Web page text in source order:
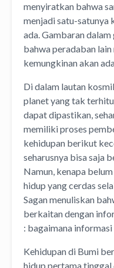
menyiratkan bahwa
menjadi satu-satunya
ada. Gambaran
bahwa peradaban
kemungkinan akan
Di dalam lautan
planet yang tak
dapat dipastikan,
memiliki proses
kehidupan berikut
seharusnya bisa saja
Namun, kenapa
hidup yang cerdas
Sagan menuliskan
berkaitan dengan
: bagaimana
Kehidupan di Bumi
hidup pertama